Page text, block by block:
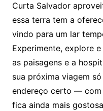
Curta Salvador
essa terra tem a
vindo para um lar
Experimente, explore
as paisagens e a
sua próxima viagem
endereço certo — com
fica ainda mais